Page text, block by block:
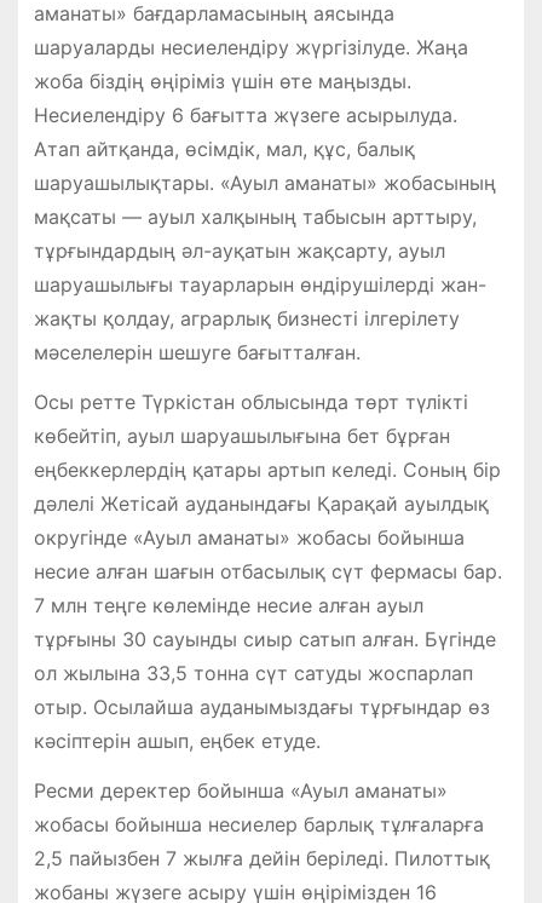
аманаты» бағдарламасының аясында
шаруаларды несиелендіру жүргізілуде. Жаңа
жоба біздің өңіріміз үшін өте маңызды.
Несиелендіру 6 бағытта жүзеге асырылуда.
Атап айтқанда, өсімдік, мал, құс, балық
шаруашылықтары. «Ауыл аманаты» жобасының
мақсаты — ауыл халқының табысын арттыру,
тұрғындардың әл-ауқатын жақсарту, ауыл
шаруашылығы тауарларын өндірушілерді жан-
жақты қолдау, аграрлық бизнесті ілгерілету
мәселелерін шешуге бағытталған.
Осы ретте Түркістан облысында төрт түлікті
көбейтіп, ауыл шаруашылығына бет бұрған
еңбеккерлердің қатары артып келеді. Соның бір
дәлелі Жетісай ауданындағы Қарақай ауылдық
округінде «Ауыл аманаты» жобасы бойынша
несие алған шағын отбасылық сүт фермасы бар.
7 млн теңге көлемінде несие алған ауыл
тұрғыны 30 сауынды сиыр сатып алған. Бүгінде
ол жылына 33,5 тонна сүт сатуды жоспарлап
отыр. Осылайша ауданымыздағы тұрғындар өз
кәсіптерін ашып, еңбек етуде.
Ресми деректер бойынша «Ауыл аманаты»
жобасы бойынша несиелер барлық тұлғаларға
2,5 пайызбен 7 жылға дейін беріледі. Пилоттық
жобаны жүзеге асыру үшін өңірімізден 16